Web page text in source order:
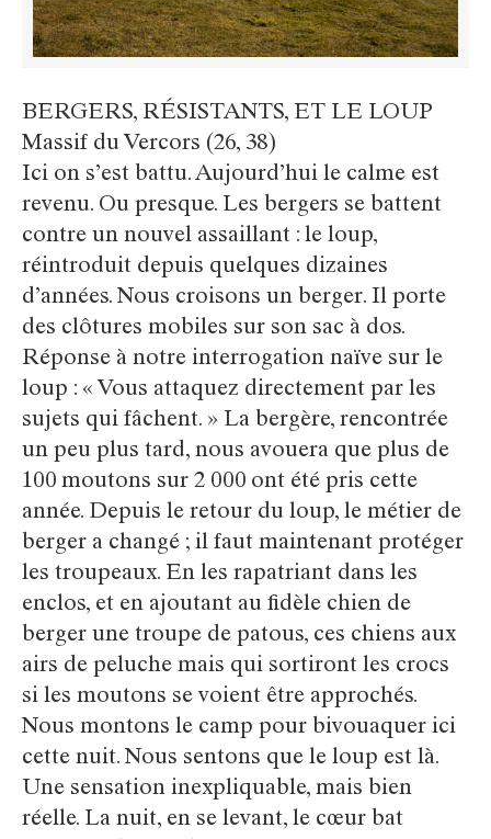
BERGERS, RÉSISTANTS, ET LE LOUP
Massif du Vercors (26, 38)
Ici on s’est battu. Aujourd’hui le calme est
revenu. Ou presque. Les bergers se battent
contre un nouvel assaillant : le loup,
réintroduit depuis quelques dizaines
d’années. Nous croisons un berger. Il porte
des clôtures mobiles sur son sac à dos.
Réponse à notre interrogation naïve sur le
loup : « Vous attaquez directement par les
sujets qui fâchent. » La bergère, rencontrée
un peu plus tard, nous avouera que plus de
100 moutons sur 2 000 ont été pris cette
année. Depuis le retour du loup, le métier de
berger a changé ; il faut maintenant protéger
les troupeaux. En les rapatriant dans les
enclos, et en ajoutant au fidèle chien de
berger une troupe de patous, ces chiens aux
airs de peluche mais qui sortiront les crocs
si les moutons se voient être approchés.
Nous montons le camp pour bivouaquer ici
cette nuit. Nous sentons que le loup est là.
Une sensation inexpliquable, mais bien
réelle. La nuit, en se levant, le cœur bat